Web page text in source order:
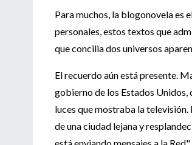
Para muchos, la blogonovela es
personales, estos textos que
que concilia dos universos
El recuerdo aún está presente.
gobierno de los Estados
luces que mostraba la
de una ciudad lejana y
está enviando mensajes a la